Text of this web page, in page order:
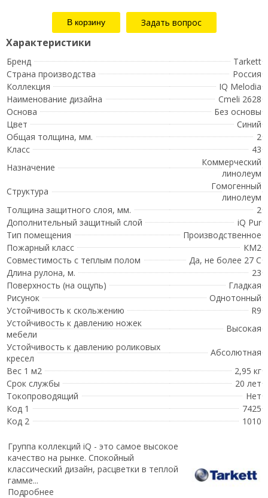
Задать вопрос
Бренд
Tarkett
Страна производства
Россия
Коллекция
IQ Melodia
Наименование дизайна
Cmeli 2628
Основа
Без основы
Цвет
Синий
Общая толщина, мм.
2
Класс
43
Назначение
Коммерческий
линолеум
Структура
Гомогенный
линолеум
Толщина защитного слоя, мм.
2
Дополнительный защитный слой
iQ Pur
Тип помещения
Производственное
Пожарный класс
КМ2
Совместимость с теплым полом
Да, не более 27 С
Длина рулона, м.
23
Поверхность (на ощупь)
Гладкая
Рисунок
Однотонный
Устойчивость к скольжению
R9
Устойчивость к давлению ножек
мебели
Высокая
Устойчивость к давлению роликовых
кресел
Абсолютная
Вес 1 м2
2,95 кг
Срок службы
20 лет
Токопроводящий
Нет
Код 1
7425
Код 2
1010
Группа коллекций iQ - это самое высокое
качество на рынке. Спокойный
классический дизайн, расцветки в теплой
гамме...
Подробнее